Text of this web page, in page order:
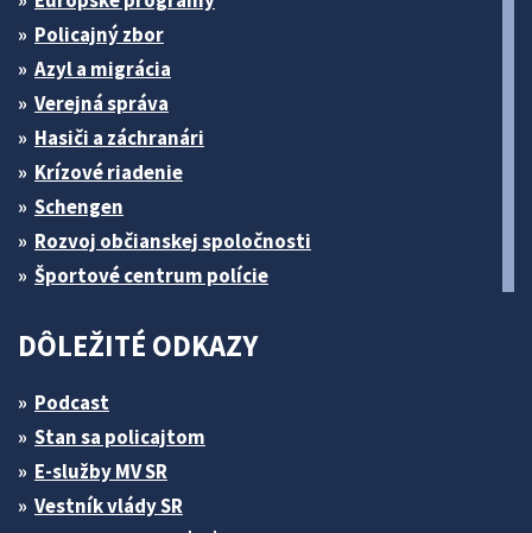
Policajný zbor
Azyl a migrácia
Verejná správa
Hasiči a záchranári
Krízové riadenie
Schengen
Rozvoj občianskej spoločnosti
Športové centrum polície
DÔLEŽITÉ ODKAZY
Podcast
Stan sa policajtom
E-služby MV SR
Vestník vlády SR